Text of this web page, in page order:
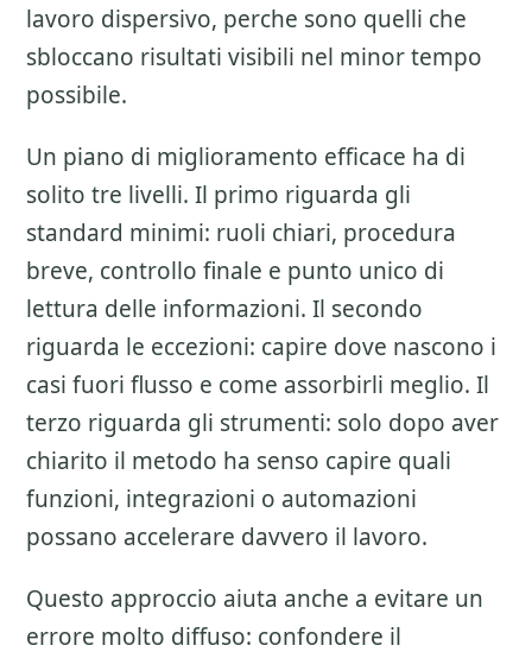
lavoro dispersivo, perche sono quelli che
sbloccano risultati visibili nel minor tempo
possibile.
Un piano di miglioramento efficace ha di
solito tre livelli. Il primo riguarda gli
standard minimi: ruoli chiari, procedura
breve, controllo finale e punto unico di
lettura delle informazioni. Il secondo
riguarda le eccezioni: capire dove nascono i
casi fuori flusso e come assorbirli meglio. Il
terzo riguarda gli strumenti: solo dopo aver
chiarito il metodo ha senso capire quali
funzioni, integrazioni o automazioni
possano accelerare davvero il lavoro.
Questo approccio aiuta anche a evitare un
errore molto diffuso: confondere il